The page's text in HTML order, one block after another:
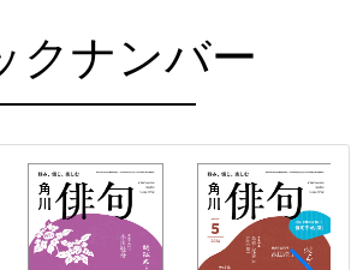
クナンバー